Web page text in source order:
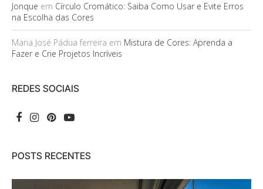
Jonque em Círculo Cromático: Saiba Como Usar e Evite Erros
na Escolha das Cores
Maria José Pádua ferreira em Mistura de Cores: Aprenda a
Fazer e Crie Projetos Incríveis
REDES SOCIAIS
POSTS RECENTES